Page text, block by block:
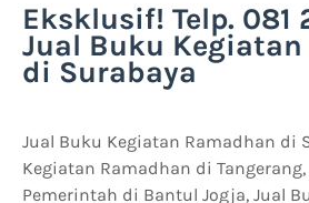
Eksklusif! Telp. 081
Jual Buku
di Surabaya
Jual Buku Kegiatan Ramadhan di
Kegiatan Ramadhan di
Pemerintah di Bantul Jogja, Jual